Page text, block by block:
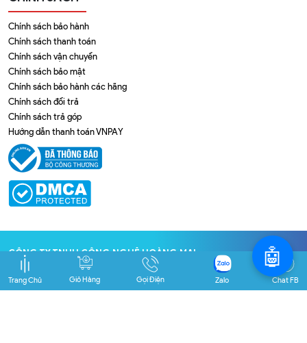
🤖
Chính sách bảo hành
Chính sách thanh toán
Chính sách vận chuyển
Chính sách bảo mật
Chính sách bảo hành các hãng
Chính sách đổi trả
Chính sách trả góp
Hướng dẫn thanh toán VNPAY
CÔNG TY TNHH CÔNG NGHỆ HOÀNG MAI
Địa chỉ
: 184/41 Nguyễn Xí, P. Bình Thạnh, TP. HCM
GPĐKKD số0309474284do Sở KHĐT Tp. HCM cấp ngày29/10/2009
Trang Chủ Giỏ Hàng Gọi Điện Zalo Chat FB